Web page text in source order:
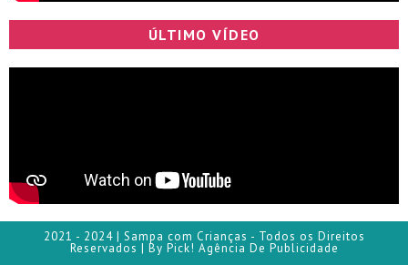
ÚLTIMO VÍDEO
2021 - 2024 | Sampa com Crianças - Todos os Direitos
Reservados | By Pick! Agência De Publicidade